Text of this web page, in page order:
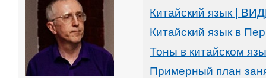
Китайский язык |
Китайский язык в
Тоны в китайском
Примерный план